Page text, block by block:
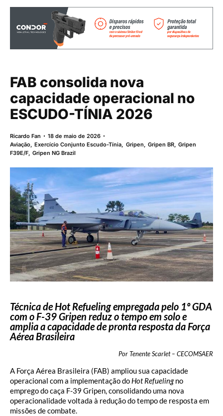
FAB consolida nova
capacidade operacional no
ESCUDO-TÍNIA 2026
Ricardo Fan
18 de maio de 2026
Aviação,Exercício Conjunto Escudo-Tínia, Gripen, Gripen BR,Gripen
F39E/F,Gripen NG Brazil
Técnica de Hot Refueling empregada pelo 1º GDA
com o F-39 Gripen reduz o tempo em solo e
amplia a capacidade de pronta resposta da Força
Aérea Brasileira
Por Tenente Scarlet – CECOMSAER
A Força Aérea Brasileira (FAB) ampliou sua capacidade
operacional com a implementação do Hot Refuelingno
emprego do caça F-39 Gripen, consolidando uma nova
operacionalidade voltada à redução do tempo de resposta em
missões de combate.